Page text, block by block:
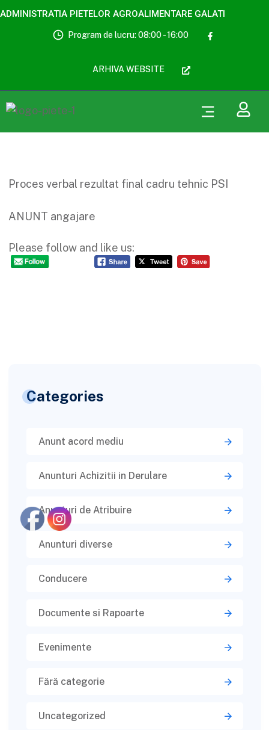
ADMINISTRATIA PIETELOR AGROALIMENTARE GALATI
Program de lucru: 08:00 - 16:00
ARHIVA WEBSITE
Proces verbal rezultat final cadru tehnic PSI
ANUNT angajare
Please follow and like us:
Categories
Anunt acord mediu
Anunturi Achizitii in Derulare
Anunturi de Atribuire
Anunturi diverse
Conducere
Documente si Rapoarte
Evenimente
Fără categorie
Uncategorized